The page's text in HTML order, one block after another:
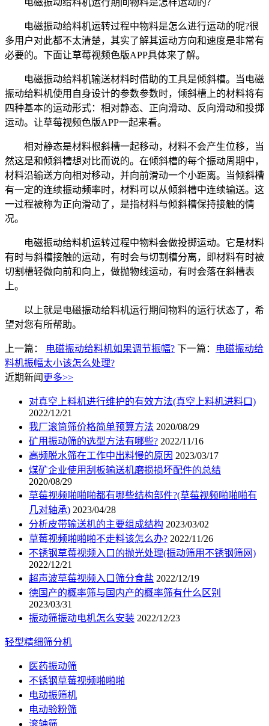
电磁振动给料机运转过程中物料是怎么进行运动的呢?很
多用户对此都不太清楚，其实了解其运动方向和速度是非常有
必要的。下面让草莓视频色版APP具体来了解。
电磁振动给料机输送材料时借助的工具是倾斜槽。当电磁
振动给料机使用自身设计的参数参数时，倾斜槽上的材料将有
四种基本的运动形式：相对静态、正向滑动、反向滑动和投掷
运动。让草莓视频色版APP一起来看。
相对静态是材料根斜槽一起移动，材料不会产生位移，当
然这是和倾斜槽想对比而说的。在倾斜槽的每个振动周期中，
材料沿输送方向相对移动，并向前滑动一个小距离。当倾斜槽
有一定的连续振动频率时，材料可以从倾斜槽中连续输送。这
一过程被称为正向滑动了，是指材料与倾斜槽保持接触的情
况。
电磁振动给料机运转过程中物料会做投掷运动。它是材料
有时与斜槽接触的运动，有时会与切割槽分离，即材料有时被
切割槽轻微向前和向上，做抛物线运动，有时会落在斜槽表
上。
以上就是电磁振动给料机运行期间物料的运行状态了，希
望对您有所帮助。
上一篇： 电磁振动给料机如果调节振幅? 下一篇：
电磁振动给
料机振幅太小该怎么处理?
近期新闻 更多>>
对真空上料机进行维护的有效方法(真空上料机进料口)
2022/12/21
我厂滚筒筛价格简单预算方法 2020/08/29
矿用振动筛的选型方法有哪些? 2022/11/16
高频脱水筛在工作中出料慢的原因 2023/03/17
煤矿企业使用刮板输送机磨损损坏配件的总结
2020/08/29
草莓视频啪啪啪都有哪些结构部件?(草莓视频啪啪啪有
几对轴承) 2023/04/28
分析皮带输送机的主要组成结构 2023/03/02
草莓视频啪啪啪不走料该怎么办? 2022/11/26
不锈钢草莓视频入口的抛光处理(振动筛用不锈钢筛网)
2022/12/21
超声波草莓视频入口筛分食盐 2022/12/19
德国产的概率筛与国内产的概率筛有什么区别
2023/03/31
振动筛振动电机怎么安装 2022/12/23
轻型精细筛分机
医药振动筛
不锈钢草莓视频啪啪啪
电动振筛机
电动验粉筛
滚轴筛